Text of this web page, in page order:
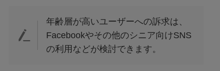
年齢層が高いユーザーへの訴求は、
Facebookやその他のシニア向けSNS
の利用などが検討できます。